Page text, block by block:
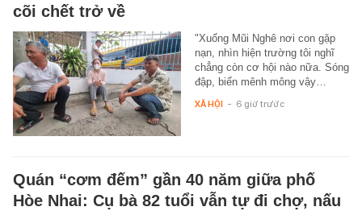
cõi chết trở về
"Xuống Mũi Nghê nơi con gặp
nạn, nhìn hiện trường tôi nghĩ
chẳng còn cơ hội nào nữa. Sóng
đập, biển mênh mông vậy…
XÃ HỘI - 6 giờ trước
Quán “cơm đếm” gần 40 năm giữa phố
Hòe Nhai: Cụ bà 82 tuổi vẫn tự đi chợ, nấu